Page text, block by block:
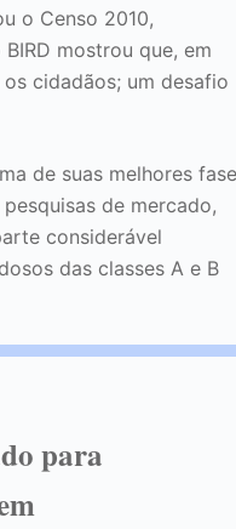
o Censo 2010,
mostrou que, em
cidadãos; um desafio
de suas melhores
de mercado,
considerável
das classes A e B
para